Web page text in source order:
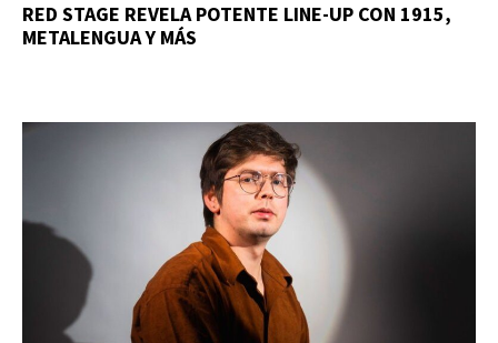
RED STAGE REVELA POTENTE LINE-UP CON 1915,
METALENGUA Y MÁS